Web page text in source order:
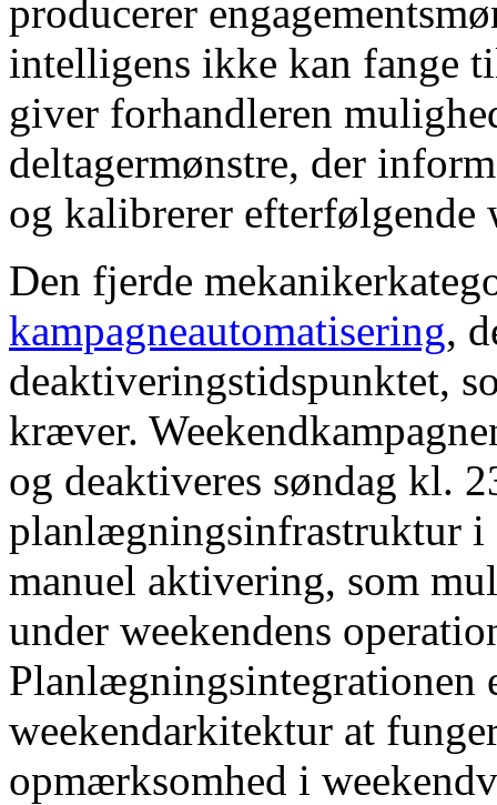
producerer
intelligens ikke kan fange
giver forhandleren
deltagermønstre, der
og kalibrerer
Den fjerde
kampagneautomatisering,
deaktiveringstidspunktet,
kræver.
og deaktiveres søndag kl.
planlægningsinfrastruktur
manuel aktivering, som
under weekendens
Planlægningsintegrationen
weekendarkitektur at
opmærksomhed i